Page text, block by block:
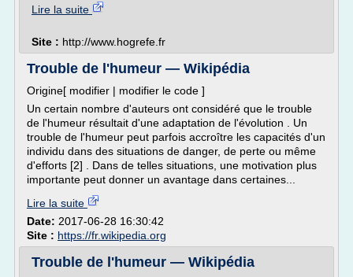
Lire la suite
Site : http://www.hogrefe.fr
Trouble de l'humeur — Wikipédia
Origine[ modifier | modifier le code ]
Un certain nombre d'auteurs ont considéré que le trouble
de l'humeur résultait d'une adaptation de l'évolution . Un
trouble de l'humeur peut parfois accroître les capacités d'un
individu dans des situations de danger, de perte ou même
d'efforts [2] . Dans de telles situations, une motivation plus
importante peut donner un avantage dans certaines...
Lire la suite
Date: 2017-06-28 16:30:42
Site : https://fr.wikipedia.org
Trouble de l'humeur — Wikipédia